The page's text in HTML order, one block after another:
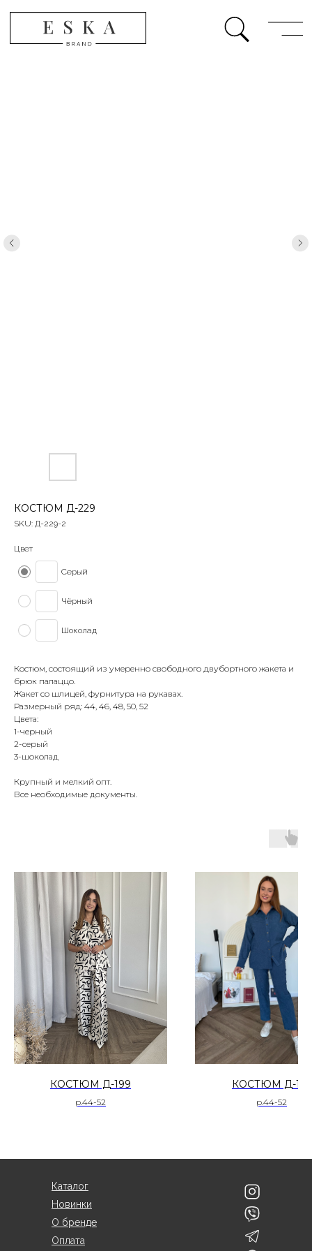
КОСТЮМ Д-229
SKU: Д-229-2
Цвет
Серый
Чёрный
Шоколад
Костюм, состоящий из умеренно свободного двубортного жакета и
брюк палаццо.
Жакет со шлицей, фурнитура на рукавах.
Размерный ряд: 44, 46, 48, 50, 52
Цвета:
1-черный
2-серый
3-шоколад
Крупный и мелкий опт.
Все необходимые документы.
КОСТЮМ Д-199
р.44-52
КОСТЮМ Д-145
р.44-52
Оплата
Новинки
О бренде
Каталог